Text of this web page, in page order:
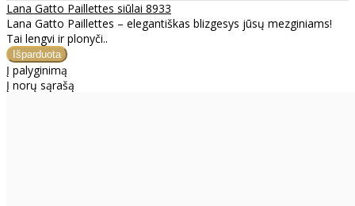
Lana Gatto Paillettes siūlai 8933
Lana Gatto Paillettes – elegantiškas blizgesys jūsų mezginiams!
Tai lengvi ir plonyči..
Į palyginimą
Į norų sąrašą